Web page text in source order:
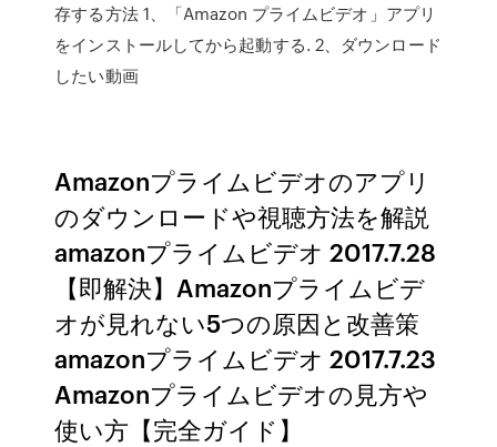
存する方法 1、「Amazon プライムビデオ」アプリ
をインストールしてから起動する. 2、ダウンロード
したい動画
Amazonプライムビデオのアプリ
のダウンロードや視聴方法を解説
amazonプライムビデオ 2017.7.28
【即解決】Amazonプライムビデ
オが見れない5つの原因と改善策
amazonプライムビデオ 2017.7.23
Amazonプライムビデオの見方や
使い方【完全ガイド】